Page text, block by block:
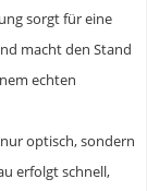
sorgt für eine
macht den Stand
echten
optisch, sondern
erfolgt schnell,